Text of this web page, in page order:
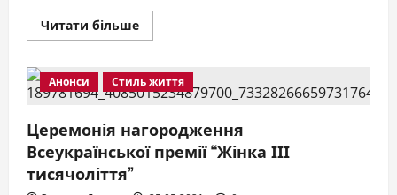
Читати більшеДокладніше
про
високої
місії»
Нагородження
ї
ювілейної
загальнонаціональної
Анонси Стиль життя
Церемонія нагородження
Всеукраїнської премії “Жінка ІІІ
тисячоліття”